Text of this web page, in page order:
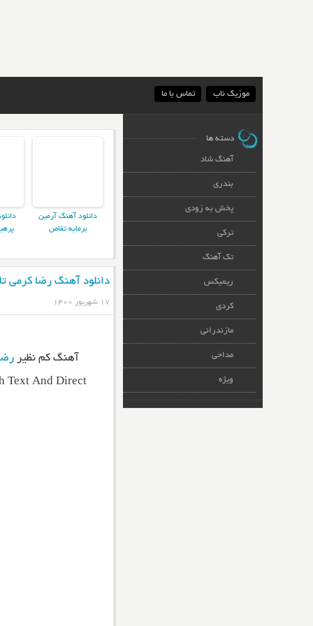
موزیک ناب تماس با ما
دانلود آهنگ آرمین
برمایه تقاص
دانلود آهنگ رضا کرمی
۱۷ شهریور ۱۴۰۰
آهنگ کم نظیر
Text And Direct
دسته ها
آهنگ شاد
بندری
پخش به زودی
ترکی
تک آهنگ
ریمیکس
کردی
مازندرانی
مداحی
ویژه